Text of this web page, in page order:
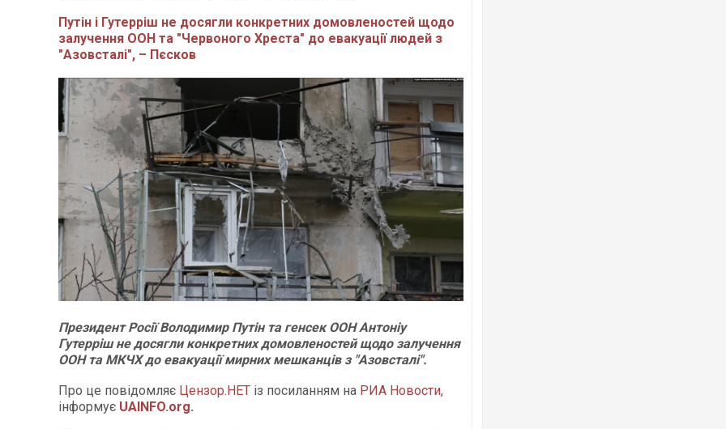
Путін і Гутерріш не досягли конкретних домовленостей щодо
залучення ООН та "Червоного Хреста" до евакуації людей з
"Азовсталі", – Пєсков
Президент Росії Володимир Путін та генсек ООН Антоніу
Гутерріш не досягли конкретних домовленостей щодо залучення
ООН та МКЧХ до евакуації мирних мешканців з "Азовсталі".
Про це повідомляє Цензор.НЕТ із посиланням на РИА Новости,
інформує UAINFO.org.